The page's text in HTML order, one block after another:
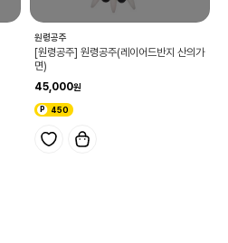
원령공주
[원령공주] 원령공주(레이어드반지 산의가
면)
45,000
450